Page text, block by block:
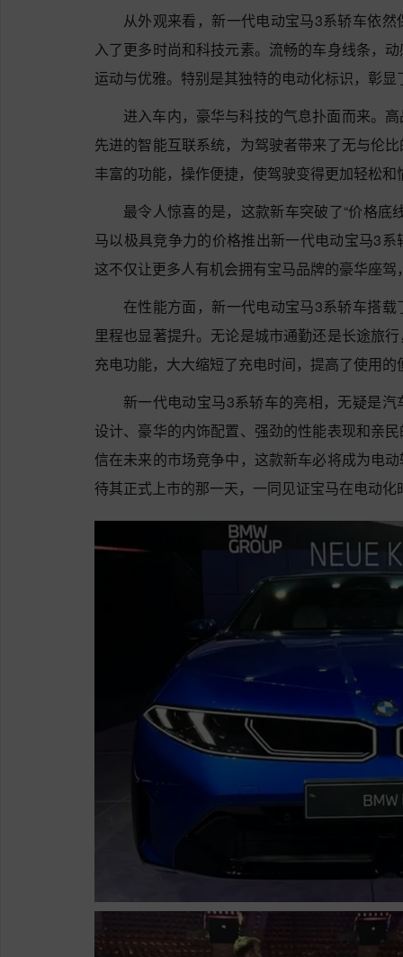
从外观来看，新一代电动宝马3系轿车依
入了更多时尚和科技元素。流畅的车身线条，
运动与优雅。特别是其独特的电动化标识，彰
进入车内，豪华与科技的气息扑面而来。
先进的智能互联系统，为驾驶者带来了无与伦
丰富的功能，操作便捷，使驾驶变得更加轻松和
最令人惊喜的是，这款新车突破了“价格底
马以极具竞争力的价格推出新一代电动宝马3
这不仅让更多人有机会拥有宝马品牌的豪华座
在性能方面，新一代电动宝马3系轿车搭
里程也显著提升。无论是城市通勤还是长途旅
充电功能，大大缩短了充电时间，提高了使用的
新一代电动宝马3系轿车的亮相，无疑是
设计、豪华的内饰配置、强劲的性能表现和亲
信在未来的市场竞争中，这款新车必将成为电
待其正式上市的那一天，一同见证宝马在电动化